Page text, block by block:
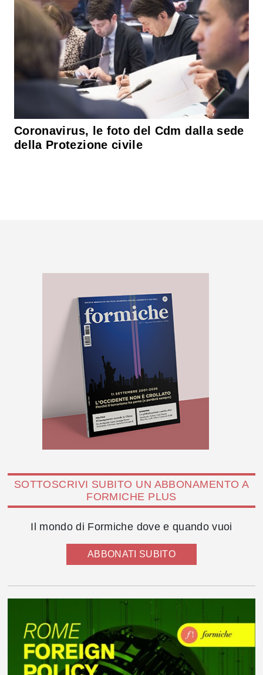
Coronavirus, le foto del Cdm dalla sede
della Protezione civile
SOTTOSCRIVI SUBITO UN ABBONAMENTO A
FORMICHE PLUS
Il mondo di Formiche dove e quando vuoi
ABBONATI SUBITO